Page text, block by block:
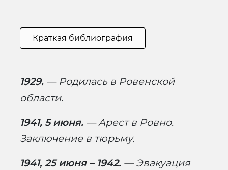
Краткая библиография
1929. — Родилась в Ровенской
области.
1941, 5 июня. — Арест в Ровно.
Заключение в тюрьму.
1941, 25 июня – 1942. — Эвакуация